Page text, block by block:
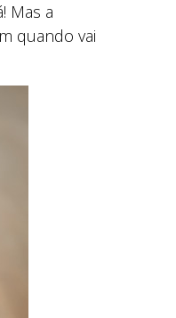
Mas a
quando vai